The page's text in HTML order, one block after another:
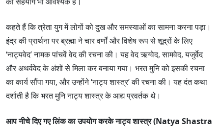
कहते हैं कि त्रेता युग में लोगों को दुख और समस्याओं का सामना करना पड़ा।
इंद्र की प्रार्थना पर ब्रह्मा ने चार वर्णों और विशेष रूप से शूद्रों के लिए
‘नाट्यवेद’ नामक पांचवें वेद की रचना की। यह वेद ऋग्वेद, सामवेद, यजुर्वेद
और अथर्ववेद के अंशों से मिला कर बनाया गया। भरत मुनि को इसकी रचना
का कार्य सौंपा गया, और उन्होंने ‘नाट्य शास्त्र’ की रचना की। यह दंत कथा
दर्शाती है कि भरत मुनि नाट्य शास्त्र के आद्य प्रवर्तक थे।
आप नीचे दिए गए लिंक का उपयोग करके नाट्य शास्त्र (Natya Shastra